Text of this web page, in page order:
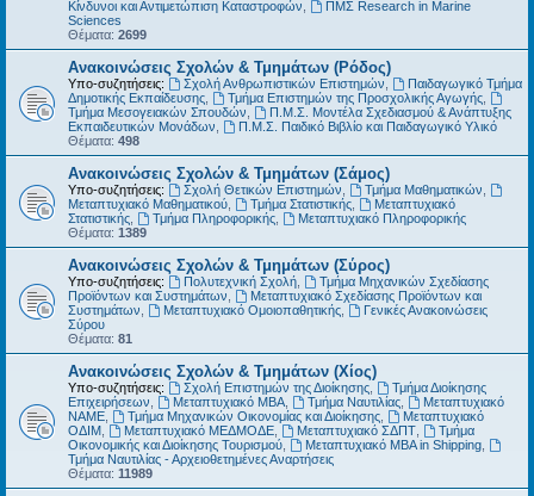
Κίνδυνοι και Αντιμετώπιση Καταστροφών
ΠΜΣ Research in Marine
Sciences
Θέματα: 2699
Ανακοινώσεις Σχολών & Τμημάτων (Ρόδος)
Υπο-συζητήσεις: Σχολή Ανθρωπιστικών Επιστημών
Παιδαγωγικό Τμήμα
Δημοτικής Εκπαίδευσης
Τμήμα Επιστημών της Προσχολικής Αγωγής,
Τμήμα Μεσογειακών Σπουδών
Π.Μ.Σ. Μοντέλα Σχεδιασμού & Ανάπτυξης
Εκπαιδευτικών Μονάδων
Π.Μ.Σ. Παιδικό Βιβλίο και Παιδαγωγικό Υλικό
Θέματα: 498
Ανακοινώσεις Σχολών & Τμημάτων (Σάμος)
Υπο-συζητήσεις: Σχολή Θετικών Επιστημών Τμήμα Μαθηματικών
Μεταπτυχιακό Μαθηματικού
Τμήμα Στατιστικής,
Μεταπτυχιακό
Στατιστικής
Τμήμα Πληροφορικής,
Μεταπτυχιακό Πληροφορικής
Θέματα: 1389
Ανακοινώσεις Σχολών & Τμημάτων (Σύρος)
Υπο-συζητήσεις: Πολυτεχνική Σχολή,
Τμήμα Μηχανικών Σχεδίασης
Προϊόντων και Συστημάτων
Μεταπτυχιακό Σχεδίασης Προϊόντων και
Συστημάτων
Μεταπτυχιακό Ομοιοπαθητικής,
Γενικές Ανακοινώσεις
Σύρου
Θέματα: 81
Ανακοινώσεις Σχολών & Τμημάτων (Χίος)
Υπο-συζητήσεις: Σχολή Επιστημών της Διοίκησης,
Τμήμα Διοίκησης
Επιχειρήσεων
Μεταπτυχιακό MBA, Τμήμα Ναυτιλίας,
Μεταπτυχιακό
ΝΑΜΕ
Τμήμα Μηχανικών Οικονομίας και Διοίκησης,
Μεταπτυχιακό
ΟΔΙΜ
Μεταπτυχιακό ΜΕΔΜΟΔΕ, Μεταπτυχιακό ΣΔΠΤ,
Τμήμα
Οικονομικής και Διοίκησης Τουρισμού
Μεταπτυχιακό MBA in Shipping,
Τμήμα Ναυτιλίας - Αρχειοθετημένες Αναρτήσεις
Θέματα: 11989